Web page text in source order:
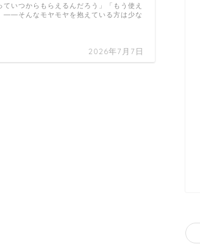
2026年7月7日
いつからもらえるんだろう」「もう使え
——そんなモヤモヤを抱えている方は少な